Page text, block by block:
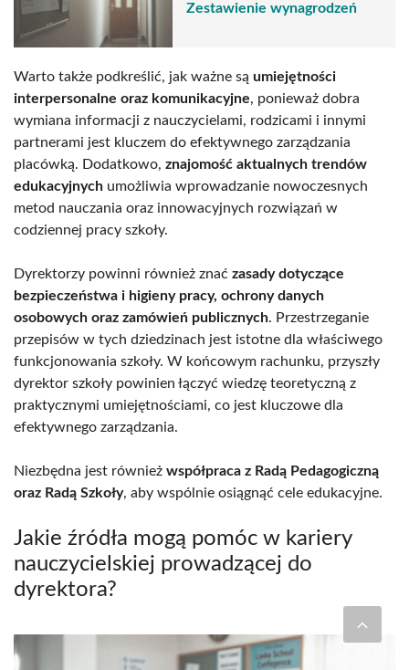
Zestawienie wynagrodzeń
Warto także podkreślić, jak ważne są umiejętności
interpersonalne oraz komunikacyjne, ponieważ dobra
wymiana informacji z nauczycielami, rodzicami i innymi
partnerami jest kluczem do efektywnego zarządzania
placówką. Dodatkowo, znajomość aktualnych trendów
edukacyjnych umożliwia wprowadzanie nowoczesnych
metod nauczania oraz innowacyjnych rozwiązań w
codziennej pracy szkoły.
Dyrektorzy powinni również znać zasady dotyczące
bezpieczeństwa i higieny pracy, ochrony danych
osobowych oraz zamówień publicznych. Przestrzeganie
przepisów w tych dziedzinach jest istotne dla właściwego
funkcjonowania szkoły. W końcowym rachunku, przyszły
dyrektor szkoły powinien łączyć wiedzę teoretyczną z
praktycznymi umiejętnościami, co jest kluczowe dla
efektywnego zarządzania.
Niezbędna jest również współpraca z Radą Pedagogiczną
oraz Radą Szkoły, aby wspólnie osiągnąć cele edukacyjne.
Jakie źródła mogą pomóc w kariery
nauczycielskiej prowadzącej do
dyrektora?